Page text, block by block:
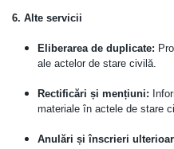
6. Alte servicii
Eliberarea de duplicate:
ale actelor de stare civilă.
Rectificări și mențiuni:
materiale în actele de stare
Anulări și înscrieri